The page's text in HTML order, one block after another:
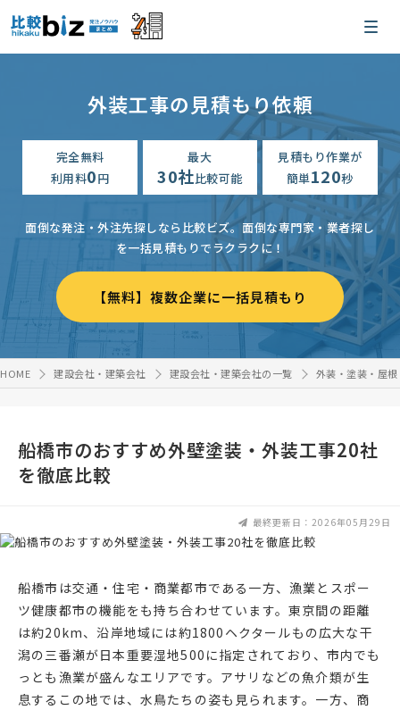
外装工事の見積もり依頼
完全無料
利用料0円
最大
30社比較可能
見積もり作業が
簡単120秒
面倒な発注・外注先探しなら比較ビズ。 面倒な専門家・業者探し
を一括見積もりでラクラクに！
【無料】複数企業に一括見積もり
HOME 建設会社・建築会社 建設会社・建築会社の一覧 外装・塗装・屋
船橋市のおすすめ外壁塗装・外装工事20社
を徹底比較
最終更新日：2026年05月29日
船橋市は交通・住宅・商業都市である一方、漁業とスポー
ツ健康都市の機能をも持ち合わせています。東京間の距離
は約20km、沿岸地域には約1800ヘクタールもの広大な干
潟の三番瀬が日本重要湿地500に指定されており、市内でも
っとも漁業が盛んなエリアです。アサリなどの魚介類が生
息するこの地では、水鳥たちの姿も見られます。一方、商